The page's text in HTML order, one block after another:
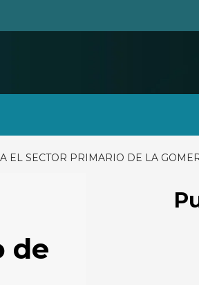
EL SECTOR PRIMARIO DE LA
de